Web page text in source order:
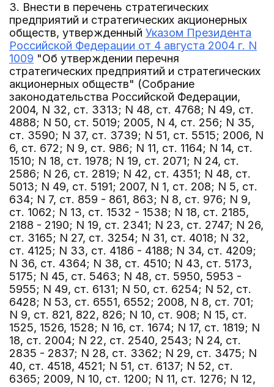
3. Внести в перечень стратегических
предприятий и стратегических акционерных
обществ, утвержденный Указом Президента
Российской Федерации от 4 августа 2004 г. N
1009 "Об утверждении перечня
стратегических предприятий и стратегических
акционерных обществ" (Собрание
законодательства Российской Федерации,
2004, N 32, ст. 3313; N 48, ст. 4768; N 49, ст.
4888; N 50, ст. 5019; 2005, N 4, ст. 256; N 35,
ст. 3590; N 37, ст. 3739; N 51, ст. 5515; 2006, N
6, ст. 672; N 9, ст. 986; N 11, ст. 1164; N 14, ст.
1510; N 18, ст. 1978; N 19, ст. 2071; N 24, ст.
2586; N 26, ст. 2819; N 42, ст. 4351; N 48, ст.
5013; N 49, ст. 5191; 2007, N 1, ст. 208; N 5, ст.
634; N 7, ст. 859 - 861, 863; N 8, ст. 976; N 9,
ст. 1062; N 13, ст. 1532 - 1538; N 18, ст. 2185,
2188 - 2190; N 19, ст. 2341; N 23, ст. 2747; N 26,
ст. 3165; N 27, ст. 3254; N 31, ст. 4018; N 32,
ст. 4125; N 33, ст. 4186 - 4188; N 34, ст. 4209;
N 36, ст. 4364; N 38, ст. 4510; N 43, ст. 5173,
5175; N 45, ст. 5463; N 48, ст. 5950, 5953 -
5955; N 49, ст. 6131; N 50, ст. 6254; N 52, ст.
6428; N 53, ст. 6551, 6552; 2008, N 8, ст. 701;
N 9, ст. 821, 822, 826; N 10, ст. 908; N 15, ст.
1525, 1526, 1528; N 16, ст. 1674; N 17, ст. 1819; N
18, ст. 2004; N 22, ст. 2540, 2543; N 24, ст.
2835 - 2837; N 28, ст. 3362; N 29, ст. 3475; N
40, ст. 4518, 4521; N 51, ст. 6137; N 52, ст.
6365; 2009, N 10, ст. 1200; N 11, ст. 1276; N 12,